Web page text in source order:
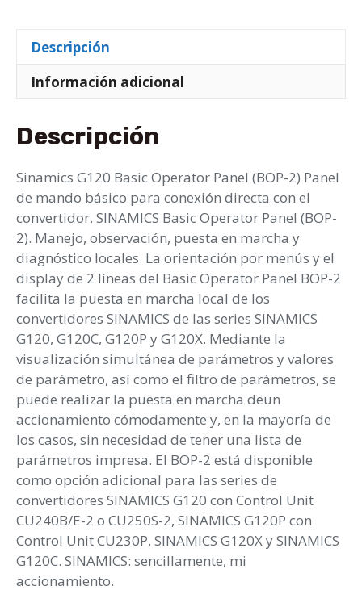
12
cantidad
Descripción
Información adicional
Descripción
Sinamics G120 Basic Operator Panel (BOP-2) Panel
de mando básico para conexión directa con el
convertidor. SINAMICS Basic Operator Panel (BOP-
2). Manejo, observación, puesta en marcha y
diagnóstico locales. La orientación por menús y el
display de 2 líneas del Basic Operator Panel BOP-2
facilita la puesta en marcha local de los
convertidores SINAMICS de las series SINAMICS
G120, G120C, G120P y G120X. Mediante la
visualización simultánea de parámetros y valores
de parámetro, así como el filtro de parámetros, se
puede realizar la puesta en marcha deun
accionamiento cómodamente y, en la mayoría de
los casos, sin necesidad de tener una lista de
parámetros impresa. El BOP-2 está disponible
como opción adicional para las series de
convertidores SINAMICS G120 con Control Unit
CU240B/E-2 o CU250S-2, SINAMICS G120P con
Control Unit CU230P, SINAMICS G120X y SINAMICS
G120C. SINAMICS: sencillamente, mi
accionamiento.